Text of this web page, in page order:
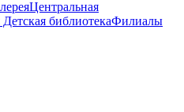
Центральная
библиотекаФилиалы